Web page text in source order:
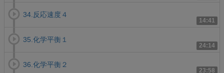
14:41
34.反応速度４
24:14
35.化学平衡１
23:58
36.化学平衡２